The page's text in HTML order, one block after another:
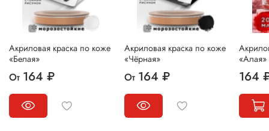
Акриловая краска по коже
«Белая»
От 164 ₽
Акриловая краска по коже
«Чёрная»
От 164 ₽
«Алая»
164